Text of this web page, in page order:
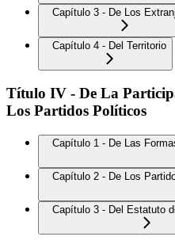
Capítulo 3 - De Los
Capítulo 4 - Del Territorio
Título IV - De La
Los Partidos Políticos
Capítulo 1 - De Las
Capítulo 2 - De Los
Capítulo 3 - Del Estatuto